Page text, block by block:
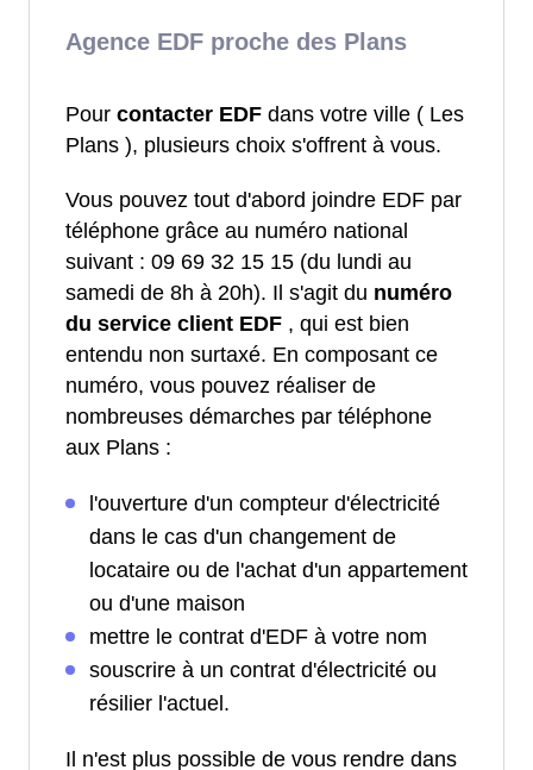
Agence EDF proche des Plans
Pour contacter EDF dans votre ville ( Les
Plans ), plusieurs choix s'offrent à vous.
Vous pouvez tout d'abord joindre EDF par
téléphone grâce au numéro national
suivant : 09 69 32 15 15 (du lundi au
samedi de 8h à 20h). Il s'agit du numéro
du service client EDF , qui est bien
entendu non surtaxé. En composant ce
numéro, vous pouvez réaliser de
nombreuses démarches par téléphone
aux Plans :
l'ouverture d'un compteur d'électricité
dans le cas d'un changement de
locataire ou de l'achat d'un appartement
ou d'une maison
mettre le contrat d'EDF à votre nom
souscrire à un contrat d'électricité ou
résilier l'actuel.
Il n'est plus possible de vous rendre dans